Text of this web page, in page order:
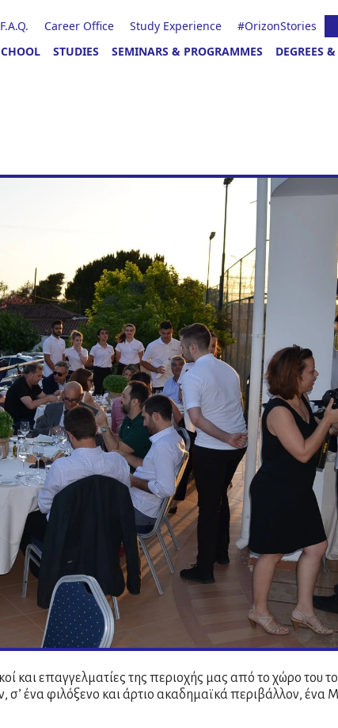
F.A.Q. Career Office Study Experience #OrizonStories
STUDIES SEMINARS & PROGRAMMES DEGREES
και επαγγελματίες της περιοχής μας από το χώρο του
ένα φιλόξενο και άρτιο ακαδημαϊκά περιβάλλον, ένα